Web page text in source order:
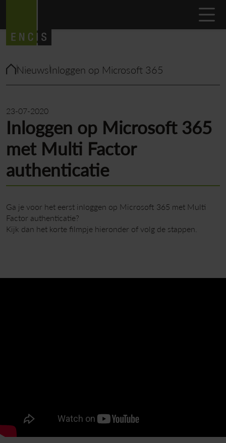
NieuwsInloggen op Microsoft 365
23-07-2020
Inloggen op Microsoft 365
met Multi Factor
authenticatie
Ga je voor het eerst inloggen op Microsoft 365 met Multi
Factor authenticatie?
Kijk dan het korte filmpje hieronder of volg de stappen.